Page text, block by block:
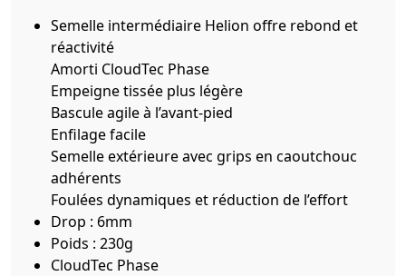
Semelle intermédiaire Helion offre rebond et
réactivité
Amorti CloudTec Phase
Empeigne tissée plus légère
Bascule agile à l’avant-pied
Enfilage facile
Semelle extérieure avec grips en caoutchouc
adhérents
Foulées dynamiques et réduction de l’effort
Drop : 6mm
Poids : 230g
CloudTec Phase